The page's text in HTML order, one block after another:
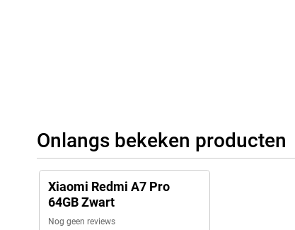
Onlangs bekeken producten
Xiaomi Redmi A7 Pro
64GB Zwart
Nog geen reviews